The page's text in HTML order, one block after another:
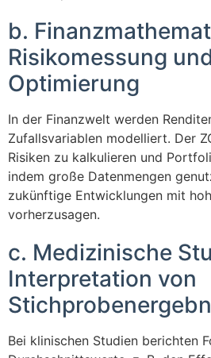
b.
Risikomessung
Optimierung
In der Finanzwelt werden
Zufallsvariablen modelliert. Der
Risiken zu kalkulieren und
indem große Datenmengen
zukünftige Entwicklungen mit
vorherzusagen.
c. Medizinische
Interpretation von
Bei klinischen Studien berichten